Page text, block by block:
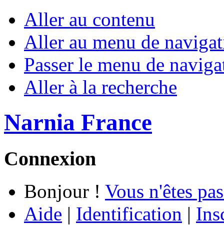
Aller au contenu
Aller au menu de
Passer le menu de
Aller à la recherche
Narnia France
Connexion
Bonjour ! Vous n'êtes
Aide | Identification |